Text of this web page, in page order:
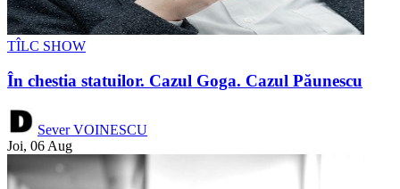
TÎLC SHOW
În chestia statuilor. Cazul Goga. Cazul Păunescu
Sever VOINESCU
Joi, 06 Aug